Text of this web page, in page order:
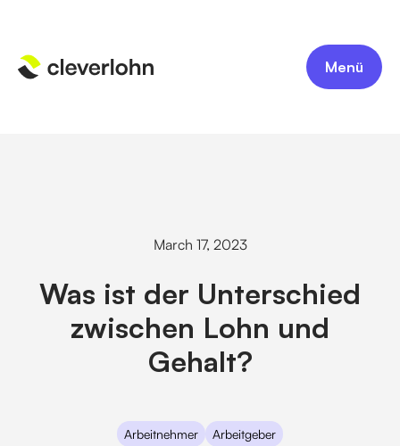
Menü
March 17, 2023
Was ist der Unterschied
zwischen Lohn und
Gehalt?
Arbeitnehmer Arbeitgeber